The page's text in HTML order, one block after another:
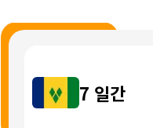
7 일간